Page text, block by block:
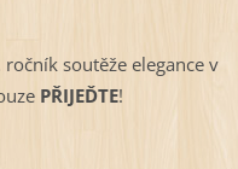
soutěže elegance v
PŘIJEĎTE!